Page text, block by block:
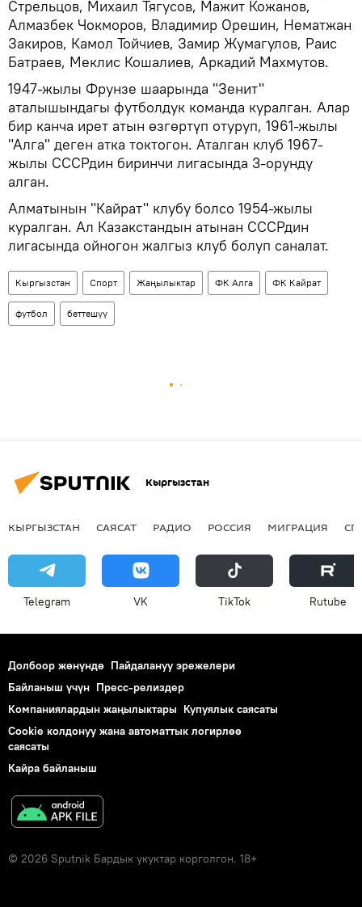
Стрельцов, Михаил Тягусов, Мажит Кожанов,
Алмазбек Чокморов, Владимир Орешин, Нематжан
Закиров, Камол Тойчиев, Замир Жумагулов, Раис
Батраев, Меклис Кошалиев, Аркадий Махмутов.
1947-жылы Фрунзе шаарында "Зенит"
аталышындагы футболдук команда куралган. Алар
бир канча ирет атын өзгөртүп отуруп, 1961-жылы
"Алга" деген атка токтогон. Аталган клуб 1967-
жылы СССРдин биринчи лигасында 3-орунду
алган.
Алматынын "Кайрат" клубу болсо 1954-жылы
куралган. Ал Казакстандын атынан СССРдин
лигасында ойногон жалгыз клуб болуп саналат.
Кыргызстан Спорт Жаңылыктар ФК Алга ФК Кайрат
футбол беттешүү
Кыргызстан
КЫРГЫЗСТАН САЯСАТ РАДИО РОССИЯ МИГРАЦИЯ
Telegram VK ТikТоk Rutube
Долбоор жөнүндө Пайдалануу эрежелери
Байланыш үчүн Пресс-релиздер
Компаниялардын жаңылыктары Купуялык саясаты
Cookie колдонуу жана автоматтык логирлөө
саясаты
Кайра байланыш
© 2026 Sputnik Бардык укуктар корголгон. 18+